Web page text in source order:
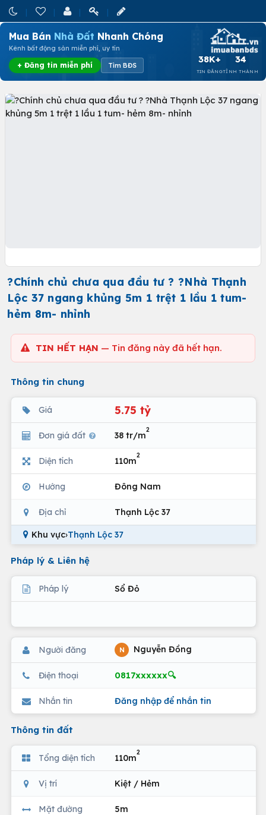
Mua Bán Nhà Đất Nhanh Chóng
Kênh bất động sản miễn phí, uy tín
+ Đăng tin miễn phí Tìm BĐS
38K+
TIN ĐĂNG
34
TỈNH THÀNH
?Chính chủ chưa qua đầu tư ?️ ?Nhà Thạnh
Lộc 37 ngang khủng 5m 1 trệt 1 lầu 1 tum-
hẻm 8m- nhỉnh
TIN HẾT HẠN — Tin đăng này đã hết hạn.
Thông tin chung
Giá 5.75 tỷ
Đơn giá đất 38 tr/m
2
Diện tích 110m
2
Hướng Đông Nam
Địa chỉ Thạnh Lộc 37
Khu vực›Thạnh Lộc 37
Pháp lý & Liên hệ
Pháp lý Sổ Đỏ
Người đăng N Nguyễn Đồng
Điện thoại 0817xxxxxx🔍
Nhắn tin Đăng nhập để nhắn tin
Thông tin đất
Tổng diện tích 110m
2
Vị trí Kiệt / Hẻm
Mặt đường 5m